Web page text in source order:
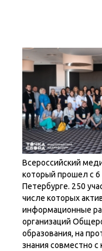
Всероссийский
который прошел с 6
Петербурге. 250
числе которых
информационные
организаций
образования, на
знания совместно